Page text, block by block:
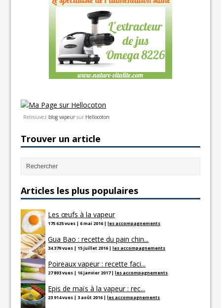
Retrouvez blog vapeur sur Hellocoton
Trouver un article
Articles les plus populaires
Les œufs à la vapeur
175 625 vues |6 mai 2016 |les accompagnements
Gua Bao : recette du pain chin...
34 379 vues | 15 juillet 2016 |les accompagnements
Poireaux vapeur : recette faci...
27 893 vues | 16 janvier 2017|les accompagnements
Epis de maïs à la vapeur : rec...
23 914 vues |3 août 2016 |les accompagnements